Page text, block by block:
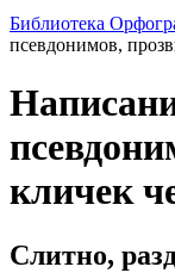
Библиотека
псевдонимов,
кличек
Слитно,